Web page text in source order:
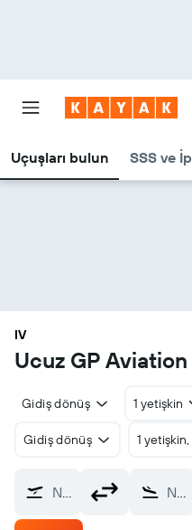
Uçuşları bulun SSS ve
IV
Ucuz GP
Gidiş dönüş 1 yetişkin
Gidiş dönüş 1
Nereden? Nereye?